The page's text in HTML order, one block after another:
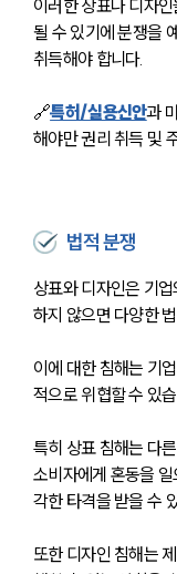
이러한 상표나 디자
될 수 있기에 분쟁을
취득해야 합니다.
🔗특허/실용신안과
해야만 권리 취득 및
법적 분쟁
상표와 디자인은 기
하지 않으면 다양한
이에 대한 침해는 기
적으로 위협할 수 있
특히 상표 침해는 다
소비자에게 혼동을
각한 타격을 받을 수
또한 디자인 침해는